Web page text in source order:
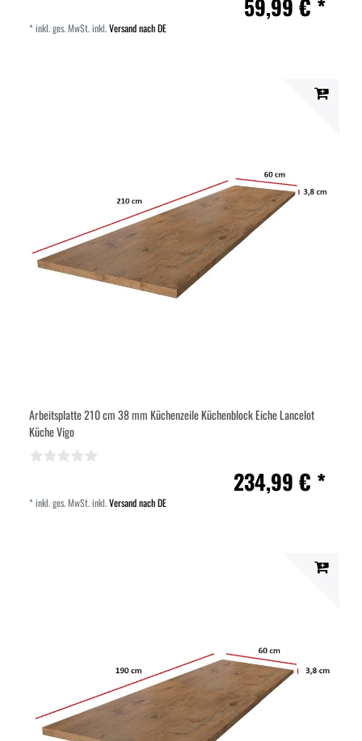
59,99 € *
*inkl. ges. MwSt.inkl.Versand nach DE
Arbeitsplatte 210 cm 38 mm Küchenzeile Küchenblock Eiche Lancelot
Küche Vigo
234,99 € *
*inkl. ges. MwSt.inkl.Versand nach DE